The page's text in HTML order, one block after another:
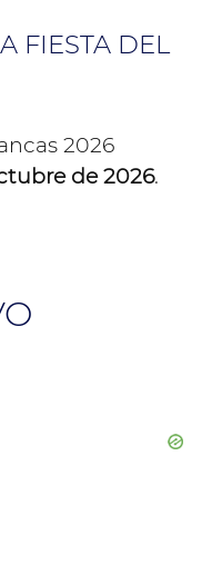
FIESTA DEL
2026
de 2026.